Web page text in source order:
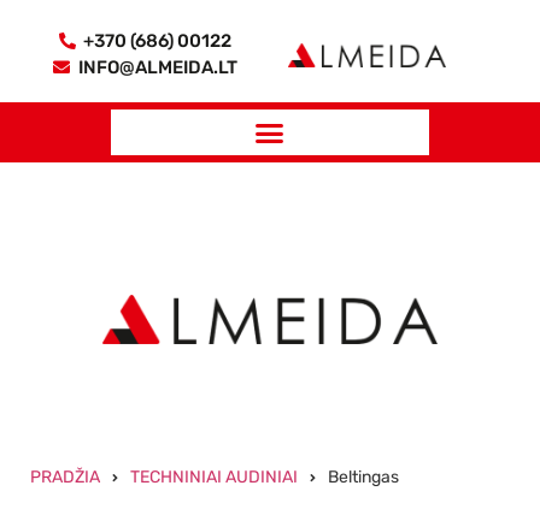
+370 (686) 00122
INFO@ALMEIDA.LT
PRADŽIA TECHNINIAI AUDINIAI Beltingas